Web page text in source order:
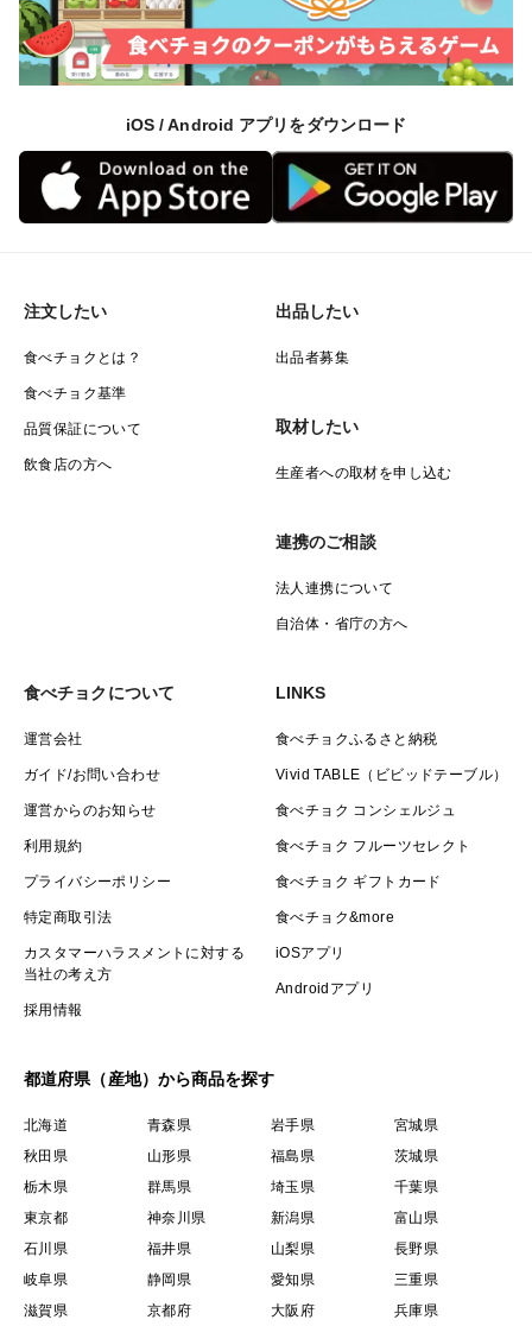
iOS / Android アプリをダウンロード
注文したい
食べチョクとは？
食べチョク基準
品質保証について
飲食店の方へ
出品したい
出品者募集
取材したい
生産者への取材を申し込む
連携のご相談
法人連携について
自治体・省庁の方へ
食べチョクについて
運営会社
ガイド/お問い合わせ
運営からのお知らせ
利用規約
プライバシーポリシー
特定商取引法
カスタマーハラスメントに対する
当社の考え方
採用情報
LINKS
食べチョクふるさと納税
Vivid TABLE（ビビッドテーブル）
食べチョク コンシェルジュ
食べチョク フルーツセレクト
食べチョク ギフトカード
食べチョク&more
iOSアプリ
Androidアプリ
都道府県（産地）から商品を探す
北海道 青森県 岩手県
宮城県
秋田県
山形県 福島県
茨城県
栃木県
群馬県 埼玉県
千葉県
東京都
神奈川県 新潟県
富山県
石川県
福井県 山梨県
長野県
岐阜県
静岡県 愛知県
三重県
滋賀県
京都府 大阪府 兵庫県